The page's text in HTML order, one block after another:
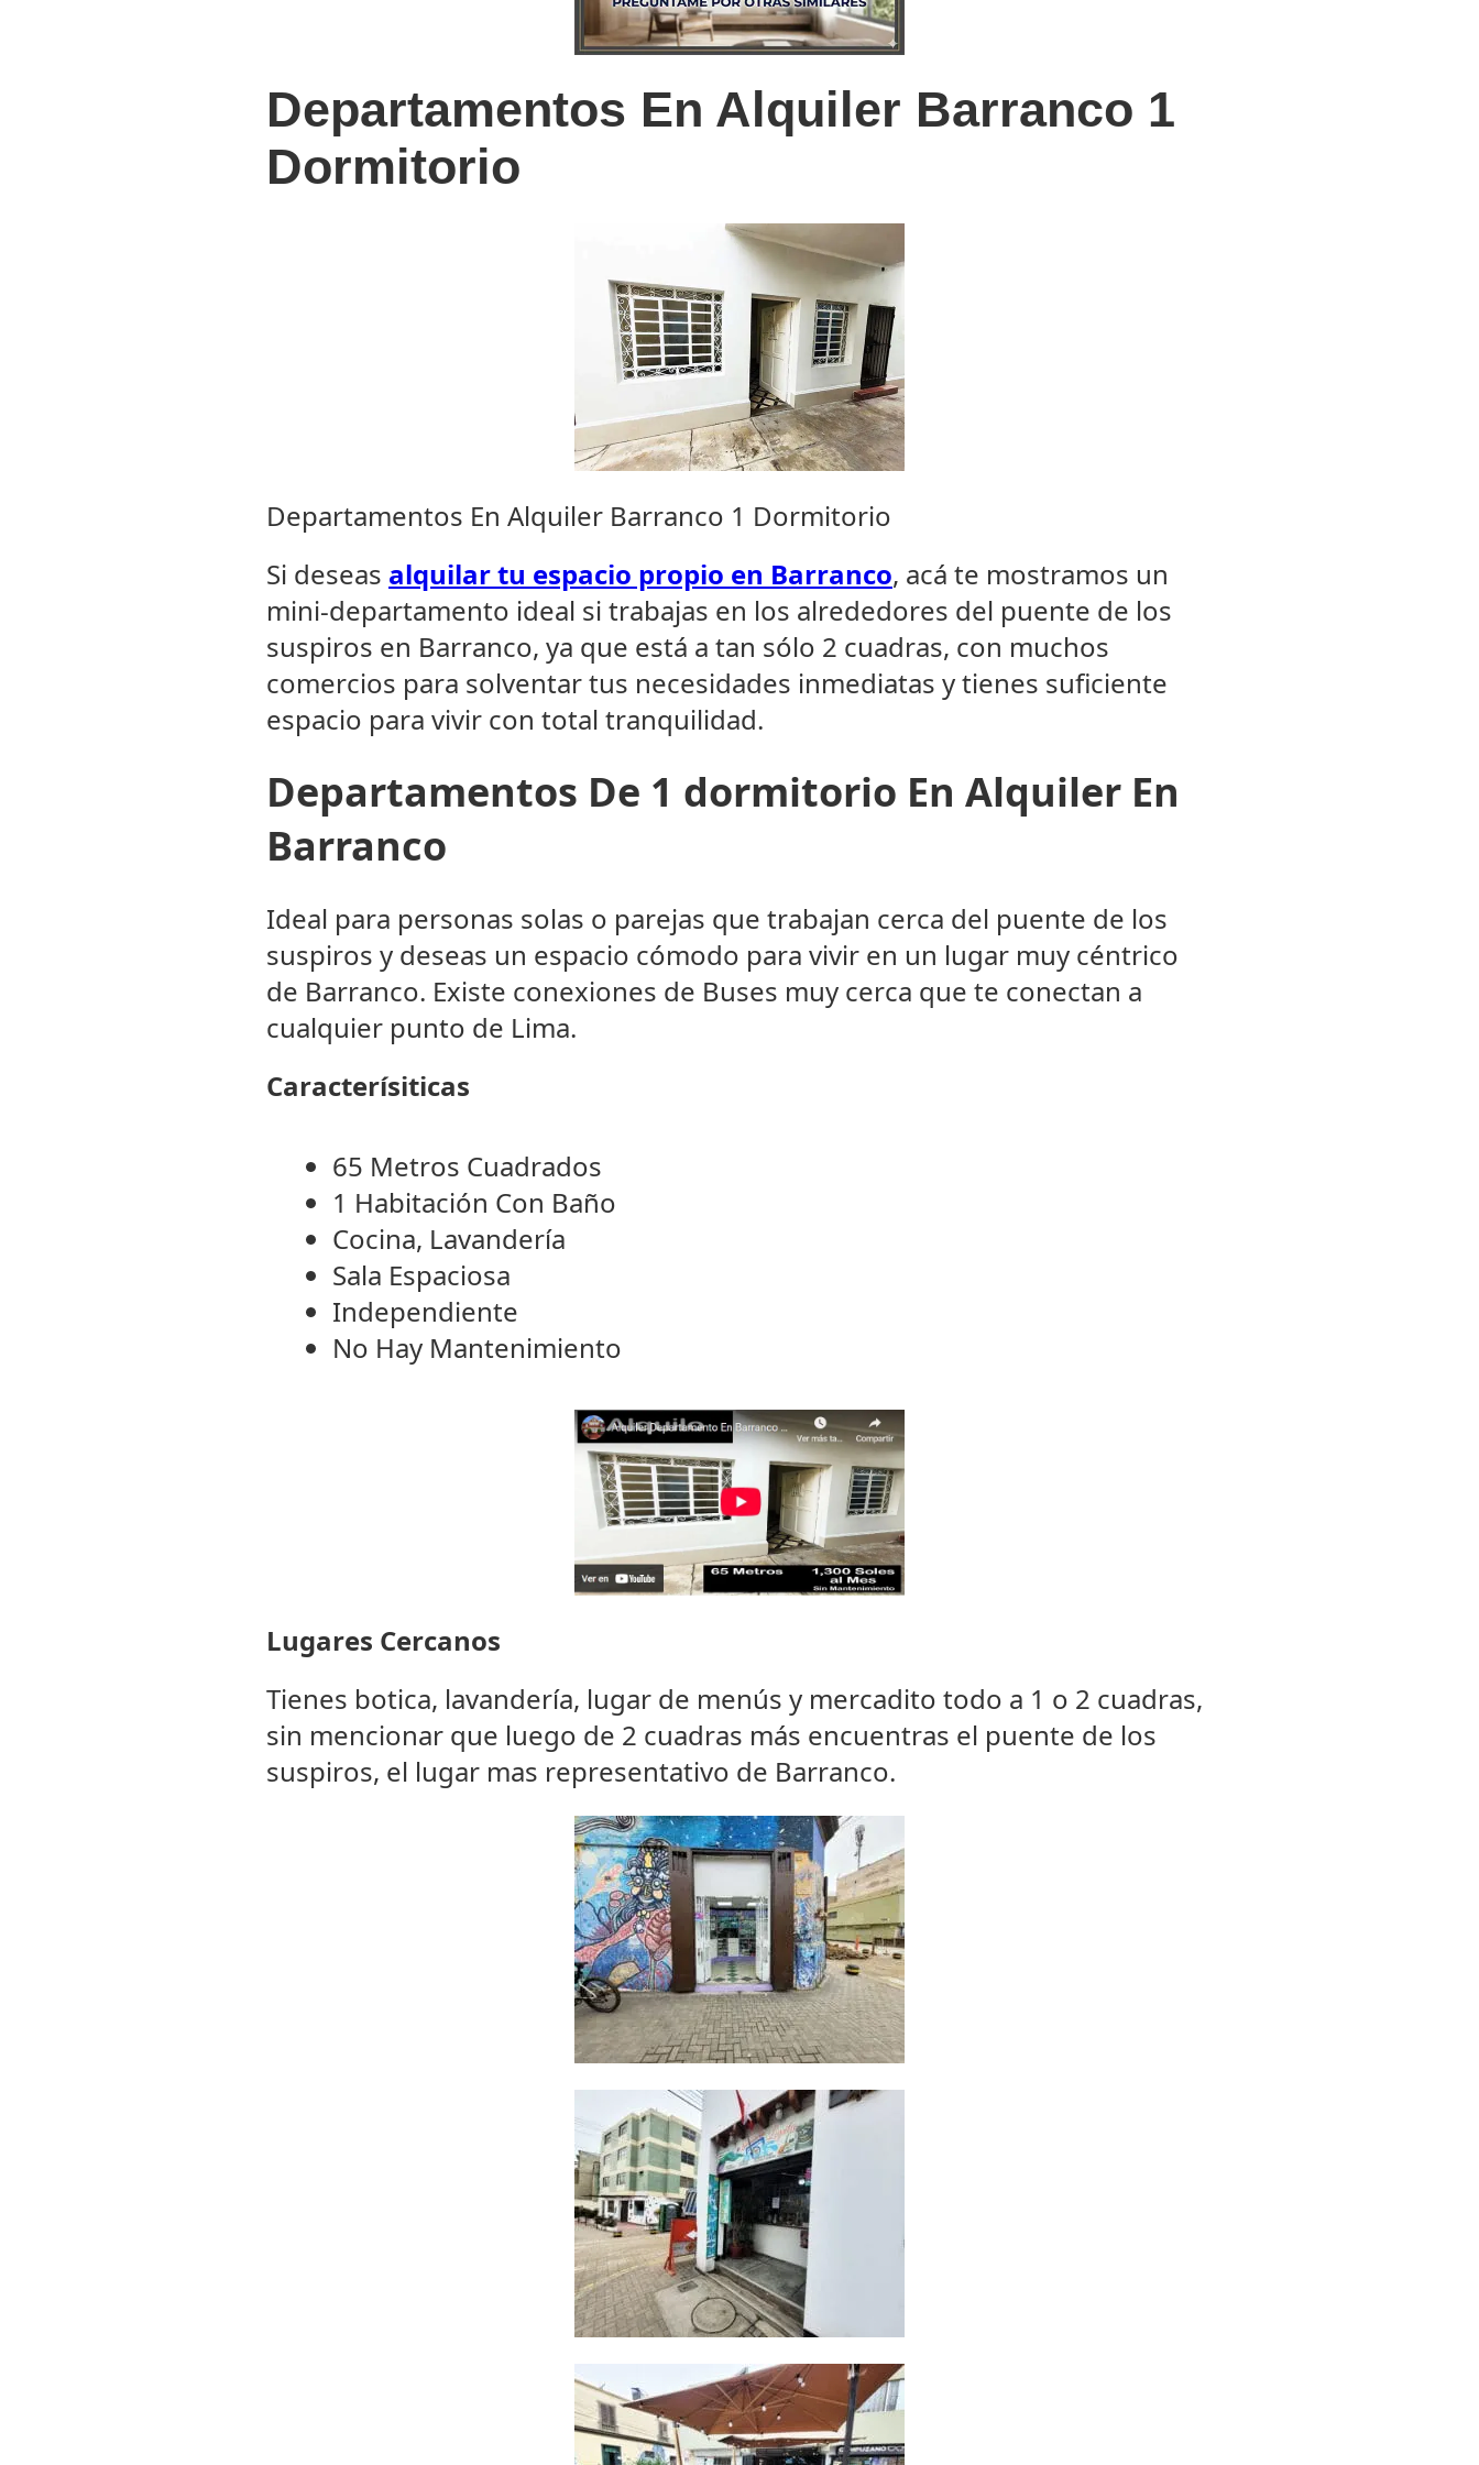
Departamentos En Alquiler Barranco 1
Dormitorio
Departamentos En Alquiler Barranco 1 Dormitorio
Si deseas alquilar tu espacio propio en Barranco, acá te mostramos un
mini-departamento ideal si trabajas en los alrededores del puente de los
suspiros en Barranco, ya que está a tan sólo 2 cuadras, con muchos
comercios para solventar tus necesidades inmediatas y tienes suficiente
espacio para vivir con total tranquilidad.
Departamentos De 1 dormitorio En Alquiler En
Barranco
Ideal para personas solas o parejas que trabajan cerca del puente de los
suspiros y deseas un espacio cómodo para vivir en un lugar muy céntrico
de Barranco. Existe conexiones de Buses muy cerca que te conectan a
cualquier punto de Lima.
Caracterísiticas
65 Metros Cuadrados
1 Habitación Con Baño
Cocina, Lavandería
Sala Espaciosa
Independiente
No Hay Mantenimiento
Lugares Cercanos
Tienes botica, lavandería, lugar de menús y mercadito todo a 1 o 2 cuadras,
sin mencionar que luego de 2 cuadras más encuentras el puente de los
suspiros, el lugar mas representativo de Barranco.